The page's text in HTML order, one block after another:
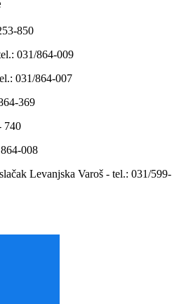
850
031/864-009
031/864-007
369
740
008
Levanjska Varoš - tel.: 031/599-